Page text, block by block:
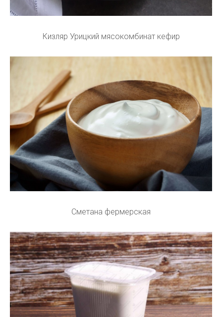
Кизляр Урицкий мясокомбинат кефир
Сметана фермерская